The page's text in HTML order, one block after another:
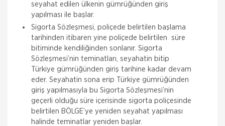
seyahat edilen ülkenin gümrüğünden giriş
yapılması ile başlar.
Sigorta Sözleşmesi, poliçede belirtilen başlama
tarihinden itibaren yine poliçede belirtilen süre
bitiminde kendiliğinden sonlanır. Sigorta
Sözleşmesi’nin teminatları, seyahatin bitip
Türkiye gümrüğünden giriş tarihine kadar devam
eder. Seyahatin sona erip Türkiye gümrüğünden
giriş yapılmasıyla bu Sigorta Sözleşmesi’nin
geçerli olduğu süre içerisinde sigorta poliçesinde
belirtilen BÖLGE’ye yeniden seyahat yapılması
halinde teminatlar yeniden başlar.